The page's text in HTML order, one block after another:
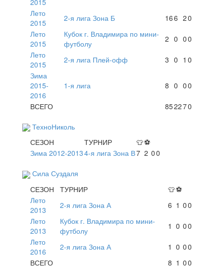
Лето
2015
2-я лига Зона Б 166 20
Лето
2015
Кубок г. Владимира по мини-
футболу
2 0 00
Лето
2015
2-я лига Плей-офф 3 0 1 0
Зима
2015-
2016
1-я лига 8 0 00
ВСЕГО 852270
ТехноНиколь
СЕЗОН
ТУРНИР 👕⚽
Зима 2012-20134-я лига Зона В7 2 00
Сила Суздаля
СЕЗОН
ТУРНИР 👕⚽
Лето
2013
2-я лига Зона А 6 1 00
Лето
2013
Кубок г. Владимира по мини-
футболу
1 0 00
Лето
2016
2-я лига Зона А 1 0 00
ВСЕГО
8 1 00